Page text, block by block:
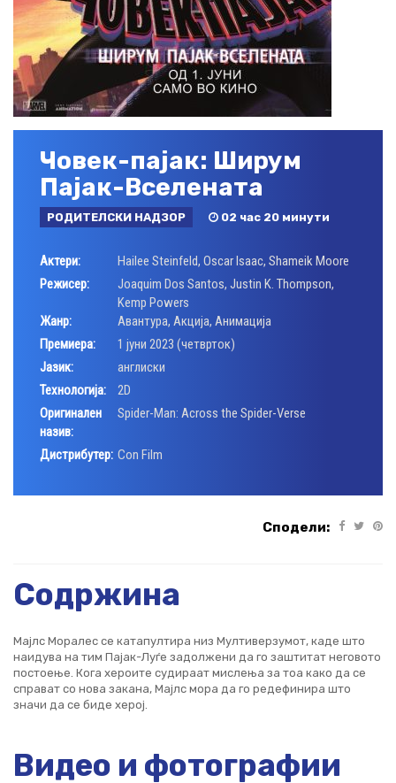
Човек-пајак: Ширум
Пајак-Вселената
РОДИТЕЛСКИ НАДЗОР 02 час 20 минути
Актери: Hailee Steinfeld, Oscar Isaac, Shameik Moore
Режисер:
Joaquim Dos Santos, Justin K. Thompson,
Kemp Powers
Жанр:
Авантура, Акција, Анимација
Премиера:
1 јуни 2023 (четврток)
Јазик:
англиски
Технологија:
2D
Оригинален
назив:
Spider-Man: Across the Spider-Verse
Дистрибутер: Con Film
Сподели:
Содржина
Мајлс Моралес се катапултира низ Мултиверзумот, каде што
наидува на тим Пајак-Луѓе задолжени да го заштитат неговото
постоење. Кога хероите судираат мислења за тоа како да се
справат со нова закана, Мајлс мора да го редефинира што
значи да се биде херој.
Видео и фотографии